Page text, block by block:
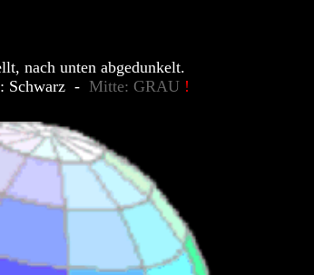
nach unten abgedunkelt.
Schwarz -Mitte: GRAU !